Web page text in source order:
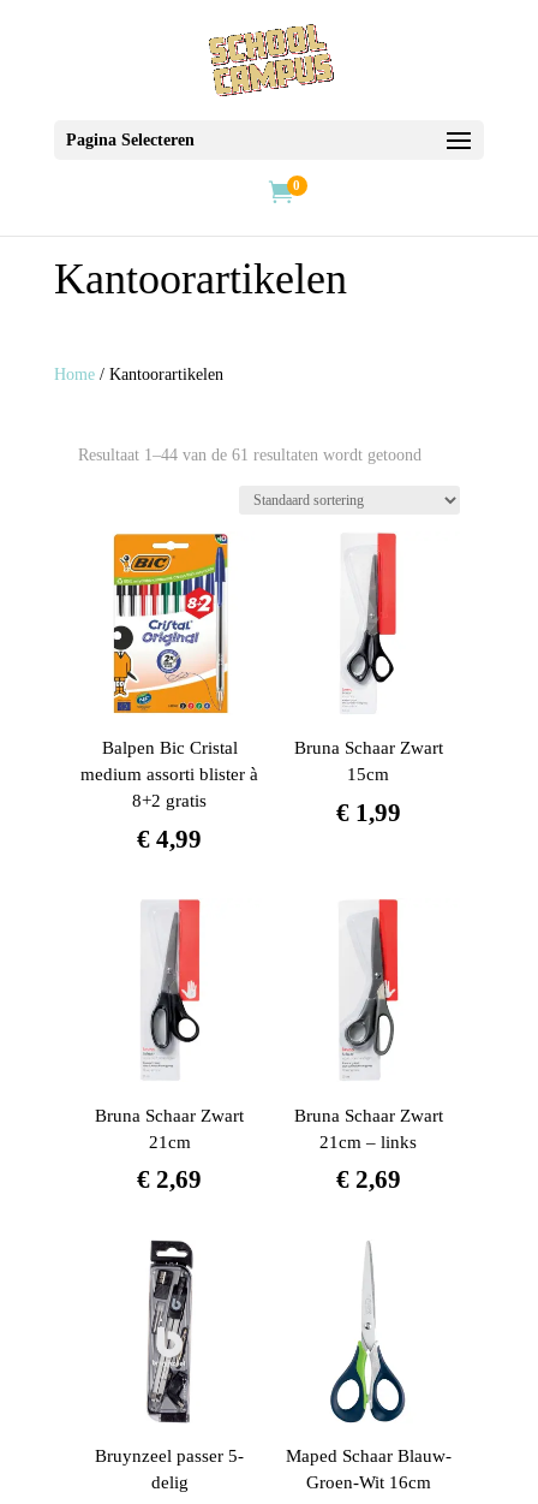
Pagina Selecteren
0
Kantoorartikelen
Home/ Kantoorartikelen
Resultaat 1–44 van de 61 resultaten wordt getoond
Balpen Bic Cristal
medium assorti blister à
8+2 gratis
€ 4,99
Bruna Schaar Zwart
15cm
€1,99
Bruna Schaar Zwart
21cm
€ 2,69
Bruna Schaar Zwart
21cm – links
€2,69
Bruynzeel passer 5-
delig
Maped Schaar Blauw-
Groen-Wit 16cm